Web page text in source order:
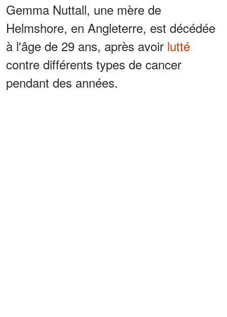
Gemma Nuttall, une mère de
Helmshore, en Angleterre, est décédée
à l'âge de 29 ans, après avoir lutté
contre différents types de cancer
pendant des années.